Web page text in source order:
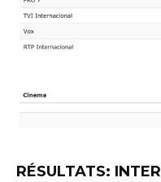
RÉSULTATS: